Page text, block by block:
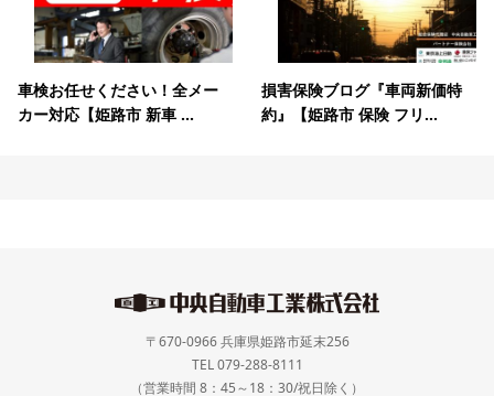
車検お任せください！全メー
カー対応【姫路市 新車 ...
損害保険ブログ『車両新価特
約』【姫路市 保険 フリ...
〒670-0966 兵庫県姫路市延末256
TEL 079-288-8111
（営業時間 8：45～18：30/祝日除く）